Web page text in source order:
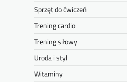
Sprzęt do ćwiczeń
Trening cardio
Trening siłowy
Uroda i styl
Witaminy